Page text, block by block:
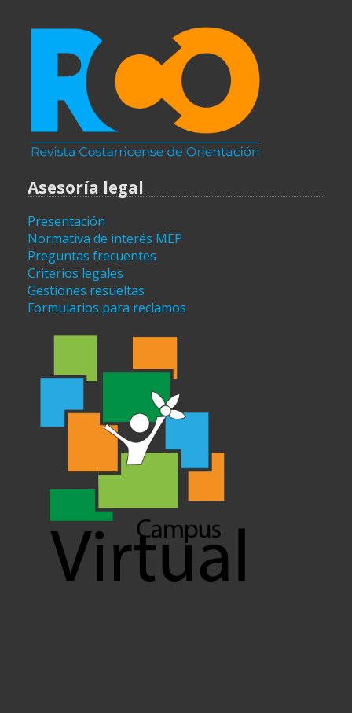
Asesoría legal
Presentación
Normativa de interés MEP
Preguntas frecuentes
Criterios legales
Gestiones resueltas
Formularios para reclamos